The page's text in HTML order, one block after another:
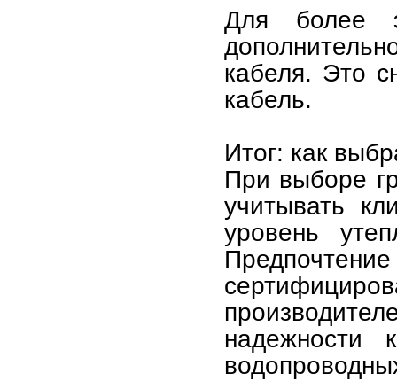
Для более
кабеля. Это
кабель.
Итог: как
При выборе
учитывать
уровень
надежности